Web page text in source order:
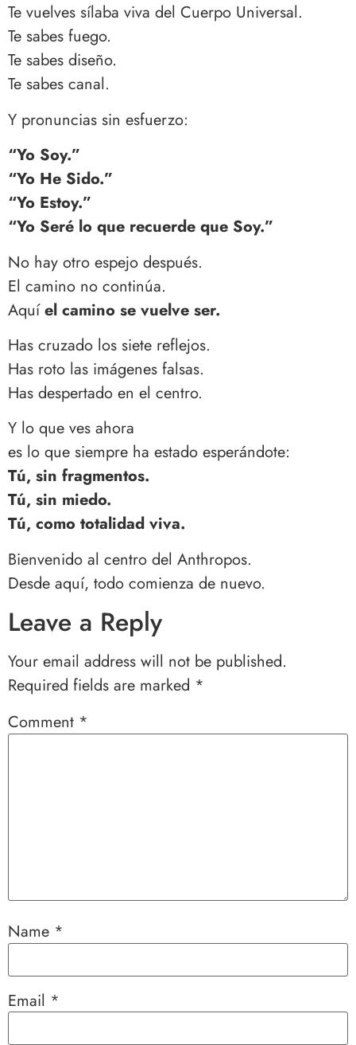
Te vuelves sílaba viva del Cuerpo Universal.
Te sabes fuego.
Te sabes diseño.
Te sabes canal.
Y pronuncias sin esfuerzo:
“Yo Soy.”
“Yo He Sido.”
“Yo Estoy.”
“Yo Seré lo que recuerde que Soy.”
No hay otro espejo después.
El camino no continúa.
Aquíel camino se vuelve ser.
Has cruzado los siete reflejos.
Has roto las imágenes falsas.
Has despertado en el centro.
Y lo que ves ahora
es lo que siempre ha estado esperándote:
Tú, sin fragmentos.
Tú, sin miedo.
Tú, como totalidad viva.
Bienvenido al centro del Anthropos.
Desde aquí, todo comienza de nuevo.
Leave a Reply
Your email address will not be published.
Required fields are marked *
Comment *
Name *
Email *